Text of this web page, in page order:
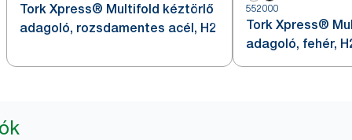
Tork Xpress® Multifold kéztörlő
adagoló, rozsdamentes acél, H2
552000
Tork Xpress®
adagoló, fehér,